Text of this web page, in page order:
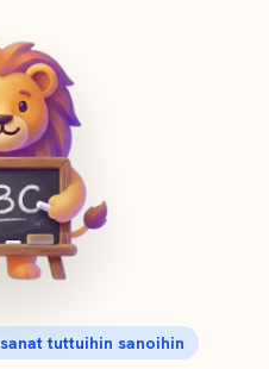
tuttuihin sanoihin